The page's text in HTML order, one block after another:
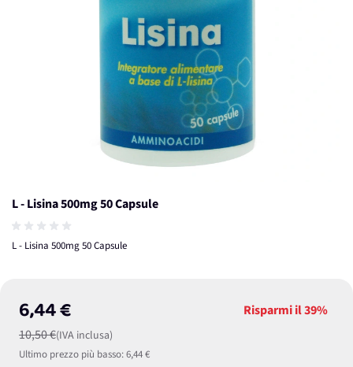
L - Lisina 500mg 50 Capsule
L - Lisina 500mg 50 Capsule
6,44 €
10,50 €(IVA inclusa)
Risparmi il39%
Ultimo prezzo più basso:6,44 €